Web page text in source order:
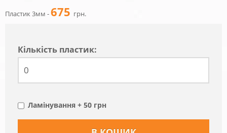
Пластик 3мм -675 грн.
Кiлькiсть пластик:
Ламінування + 50 грн